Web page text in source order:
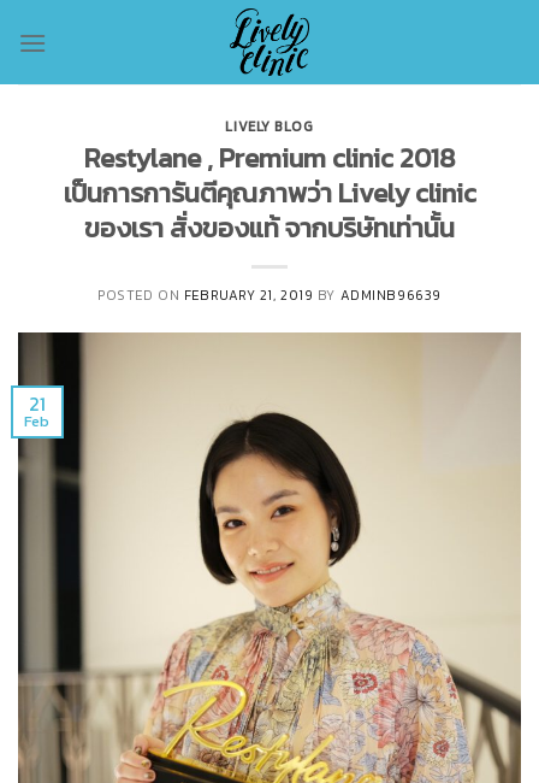
LIVELY BLOG
Restylane , Premium clinic 2018
เป็นการการันตีคุณภาพว่า Lively clinic
ของเรา สั่งของแท้ จากบริษัทเท่านั้น
POSTED ON FEBRUARY 21, 2019 BY ADMINB96639
21
Feb